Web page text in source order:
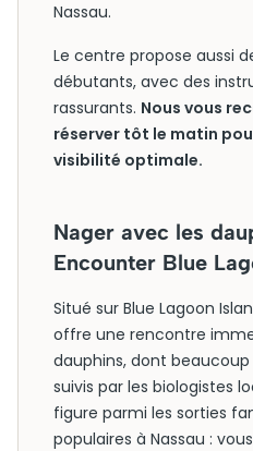
Nassau.
Le centre propose aussi
débutants, avec des
rassurants. Nous vous
réserver tôt le matin
visibilité optimale.
Nager avec les
Encounter Blue
Situé sur Blue Lagoon
offre une rencontre
dauphins, dont
suivis par les biologistes
figure parmi les sorties
populaires à Nassau :